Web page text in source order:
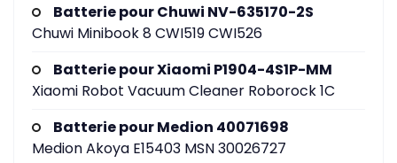
Batterie pour Chuwi NV-635170-2S
Chuwi Minibook 8 CWI519 CWI526
Batterie pour Xiaomi P1904-4S1P-MM
Xiaomi Robot Vacuum Cleaner Roborock 1C
Batterie pour Medion 40071698
Medion Akoya E15403 MSN 30026727